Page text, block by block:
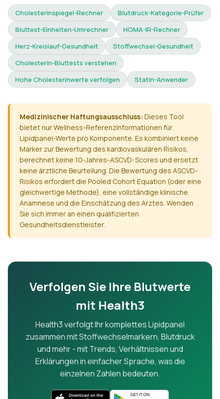
Cholesterinspiegel-Rechner
Blutdruck-Kategorie-Prüfer
Bluttest-Einheiten-Umrechner
HOMA-IR-Rechner
Herz-Kreislauf-Gesundheit
Stoffwechsel-Gesundheit
Cholesterin-Bluttests verstehen
Hohe Cholesterinwerte verfolgen
Statin-Anwender
Medizinischer Haftungsausschluss: Dieses Tool
bietet nur Wellness-Referenzinformationen für
Lipidpanel-Werte pro Komponente. Es kombiniert keine
Marker zur Bewertung des kardiovaskulären Risikos,
berechnet keine 10-Jahres-ASCVD-Scores und ersetzt
keine ärztliche Beurteilung. Die Bewertung des ASCVD-
Risikos erfordert die Pooled Cohort Equation (oder eine
gleichwertige Methode), eine vollständige klinische
Anamnese und die Einschätzung des Arztes. Wenden
Sie sich immer an einen qualifizierten
Gesundheitsdienstleister.
Verfolgen Sie Ihre Blutwerte
mit Health3
Health3 verfolgt Ihr komplettes Lipidpanel
zusammen mit Stoffwechselmarkern, Blutdruck
und mehr - mit Trends, Verhältnissen und
Erklärungen in einfacher Sprache, was die
einzelnen Zahlen bedeuten.